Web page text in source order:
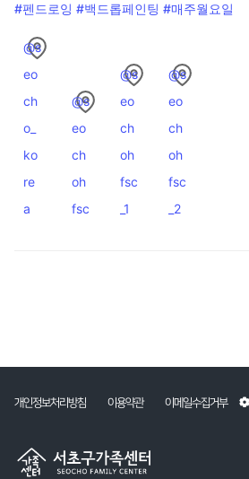
#펜드로잉 #백드롭페인팅 #매주월요일
@s
eo
ch
o_
ko
re
a
@s
eo
ch
oh
fsc
@s
eo
ch
oh
fsc
_1
@s
eo
ch
oh
fsc
_2
개인정보처리방침 이용약관 이메일수집거부